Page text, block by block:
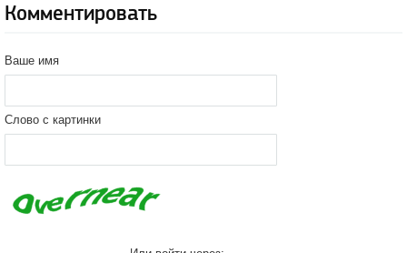
Комментировать
Ваше имя
Слово с картинки